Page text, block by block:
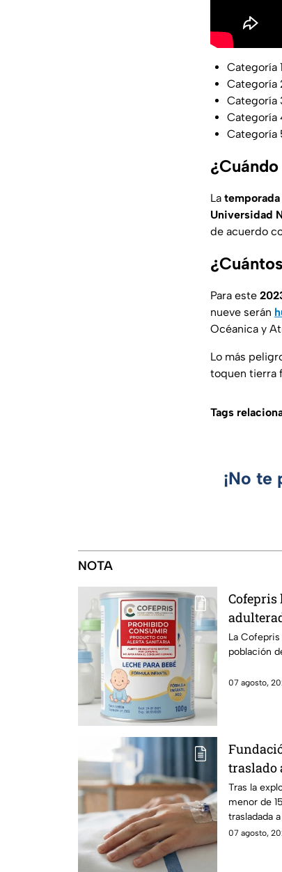
Categoría
Categoría
Categoría
Categoría
Categoría
La
Universidad
de acuerdo
Para este
nueve serán
Océanica y
Lo más
toquen tierra
Tags
¡No
NOTA
Cofepris
La
población
07 agosto,
traslado
en
Morelos
Tras la
menor de
trasladada
urgente.
07 agosto,